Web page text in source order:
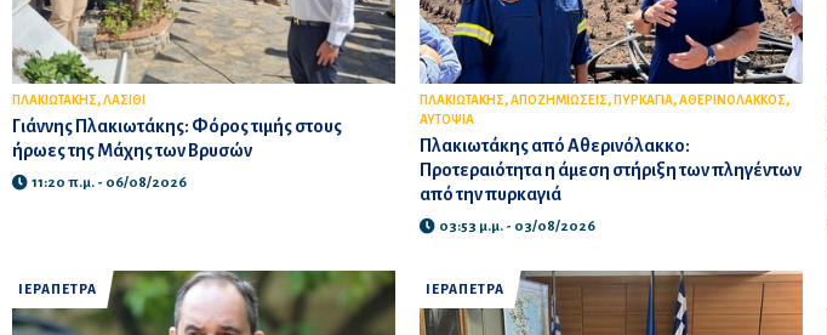
ΠΛΑΚΙΩΤΑΚΗΣ,ΛΑΣΙΘΙ
Γιάννης Πλακιωτάκης: Φόρος τιμής στους
ήρωες της Μάχης των Βρυσών
11:20 π.μ. - 06/08/2026
ΠΛΑΚΙΩΤΑΚΗΣ,ΑΠΟΖΗΜΙΩΣΕΙΣ, ΠΥΡΚΑΓΙΑ,ΑΘΕΡΙΝΟΛΑΚΚΟΣ,
ΑΥΤΟΨΙΑ
Πλακιωτάκης από Αθερινόλακκο:
Προτεραιότητα η άμεση στήριξη των πληγέντων
από την πυρκαγιά
03:53 μ.μ. - 03/08/2026
ΙΕΡΑΠΕΤΡΑ ΙΕΡΑΠΕΤΡΑ